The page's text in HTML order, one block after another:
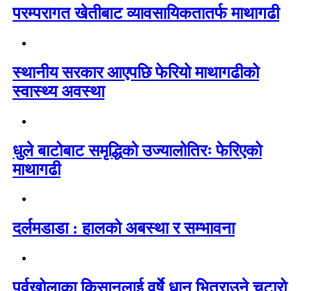
परम्परागत खेतीबाट व्यावसायिकतातर्फ माथागढी
स्थानीय सरकार आएपछि फेरियो माथागढीको
स्वास्थ्य अवस्था
धुले बाटोबाट समृद्धिको उज्यालोतिरः फेरिएको
माथागढी
दर्लमडाडा : हालको अबस्था र सम्भावना